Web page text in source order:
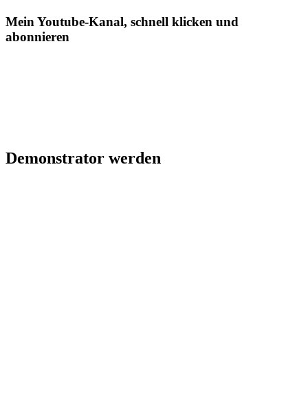
Mein Youtube-Kanal, schnell klicken und
abonnieren
Demonstrator werden